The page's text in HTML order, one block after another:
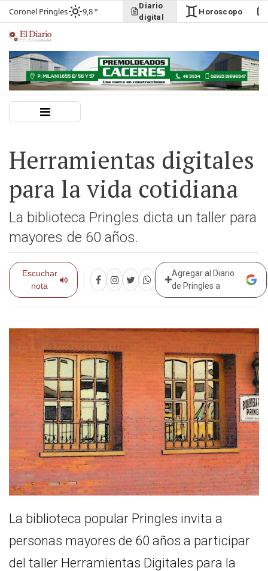
Coronel Pringles 9,8 °
Diario
digital
Horoscopo
Herramientas digitales
para la vida cotidiana
La biblioteca Pringles dicta un taller para
mayores de 60 años.
Escuchar
nota
Agregar al Diario
de Pringles a
La biblioteca popular Pringles invita a
personas mayores de 60 años a participar
del taller Herramientas Digitales para la